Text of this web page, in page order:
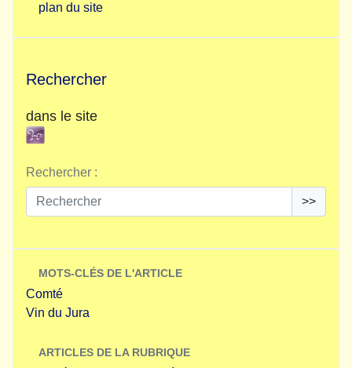
plan du site
Rechercher
dans le site
Rechercher :
>>
MOTS-CLÉS DE L'ARTICLE
Comté
Vin du Jura
ARTICLES DE LA RUBRIQUE